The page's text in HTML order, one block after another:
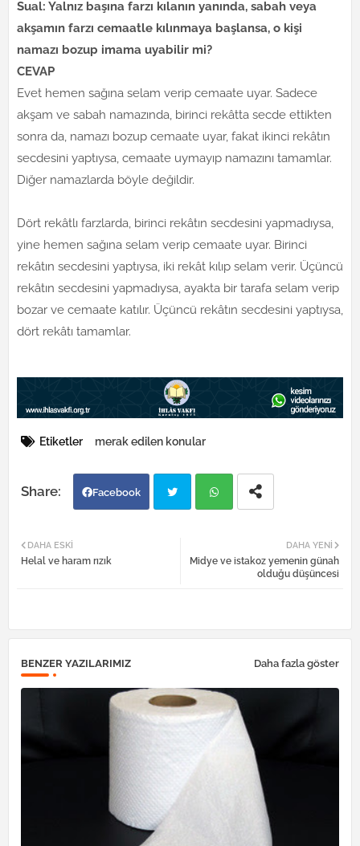
Sual: Yalnız başına farzı kılanın yanında, sabah veya
akşamın farzı cemaatle kılınmaya başlansa, o kişi
namazı bozup imama uyabilir mi?
CEVAP
Evet hemen sağına selam verip cemaate uyar. Sadece
akşam ve sabah namazında, birinci rekâtta secde ettikten
sonra da, namazı bozup cemaate uyar, fakat ikinci rekâtın
secdesini yaptıysa, cemaate uymayıp namazını tamamlar.
Diğer namazlarda böyle değildir.
Dört rekâtlı farzlarda, birinci rekâtın secdesini yapmadıysa,
yine hemen sağına selam verip cemaate uyar. Birinci
rekâtın secdesini yaptıysa, iki rekât kılıp selam verir. Üçüncü
rekâtın secdesini yapmadıysa, ayakta bir tarafa selam verip
bozar ve cemaate katılır. Üçüncü rekâtın secdesini yaptıysa,
dört rekâtı tamamlar.
Etiketler merak edilen konular
Facebook
atsa
DAHA YENI
Midye ve istakoz yemenin günah
olduğu düşüncesi
DAHA ESKI
Helal ve haram rızık
BENZER YAZILARIMIZ Daha fazla göster